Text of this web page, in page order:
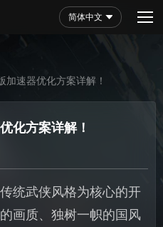
简体中文
加速器优化方案详解！
化方案详解！
统武侠风格为核心的开
画质、独树一帜的国风